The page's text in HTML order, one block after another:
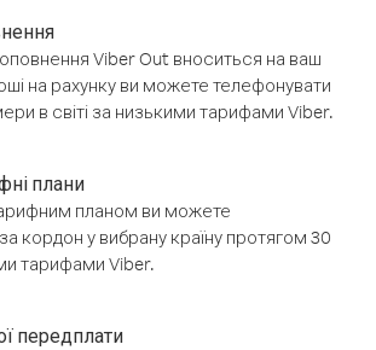
Viber Out вноситься на ваш
на рахунку ви можете телефонувати
в світі за низькими тарифами Viber.
плани
планом ви можете
кордон у вибрану країну протягом 30
тарифами Viber.
передплати